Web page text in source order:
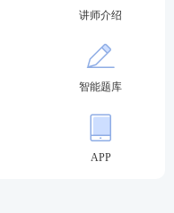
入深，精简应试，稳
习
高
或有基础，需要强
化学习，备考时间
少，专心冲刺主观
讲师介绍
智能题库
APP